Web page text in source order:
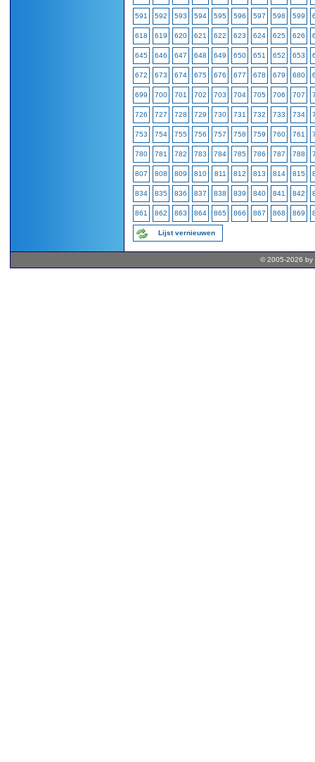
591 592 593 594 595 596 597 598 599
618 619 620 621 622 623 624 625 626
645 646 647 648 649 650 651 652 653
672 673 674 675 676 677 678 679 680
699 700 701 702 703 704 705 706 707
726 727 728 729 730 731 732 733 734
753 754 755 756 757 758 759 760 761
780 781 782 783 784 785 786 787 788
807 808 809 810 811 812 813 814 815
834 835 836 837 838 839 840 841 842
861 862 863 864 865 866 867 868 869
Lijst vernieuwen
© 2005-2026 by